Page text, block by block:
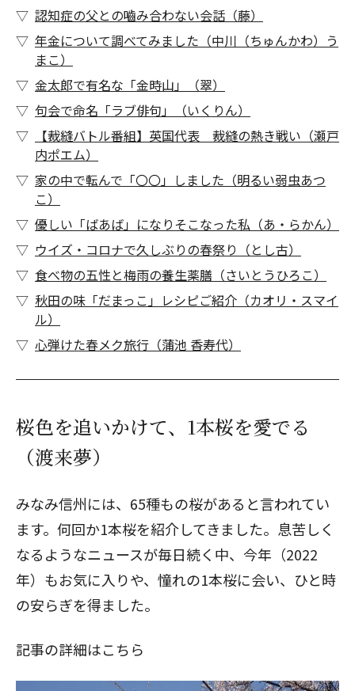
認知症の父との嚙み合わない会話（藤）
年金について調べてみました（中川（ちゅんかわ）う
まこ）
金太郎で有名な「金時山」（翠）
句会で命名「ラブ俳句」（いくりん）
【裁縫バトル番組】英国代表 裁縫の熱き戦い（瀬戸
内ポエム）
家の中で転んで「〇〇」しました（明るい弱虫あつ
こ）
優しい「ばあば」になりそこなった私（あ・らかん）
ウイズ・コロナで久しぶりの春祭り（とし古）
食べ物の五性と梅雨の養生薬膳（さいとうひろこ）
秋田の味「だまっこ」レシピご紹介（カオリ・スマイ
ル）
心弾けた春メク旅行（蒲池 香寿代）
桜色を追いかけて、1本桜を愛でる
（渡来夢）
みなみ信州には、65種もの桜があると言われてい
ます。何回か1本桜を紹介してきました。息苦しく
なるようなニュースが毎日続く中、今年（2022
年）もお気に入りや、憧れの1本桜に会い、ひと時
の安らぎを得ました。
記事の詳細はこちら